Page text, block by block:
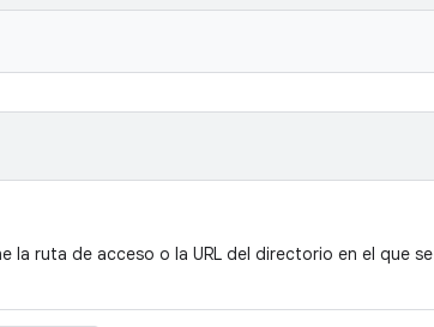
la ruta de acceso o la URL del directorio en el que se